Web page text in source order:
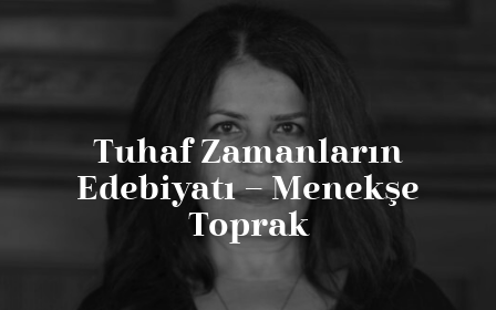
Tuhaf Zamanların
Edebiyatı – Menekşe
Toprak